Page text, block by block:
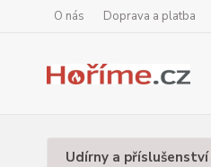
O nás Doprava a platba
Udírny a příslušenství